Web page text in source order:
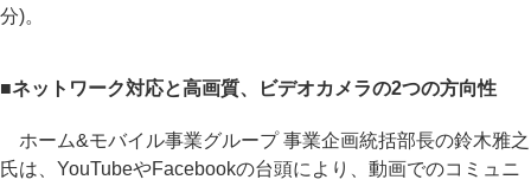
分)。
■ネットワーク対応と高画質、ビデオカメラの2つの方向性
ホーム&モバイル事業グループ 事業企画統括部長の鈴木雅之
氏は、YouTubeやFacebookの台頭により、動画でのコミュニ